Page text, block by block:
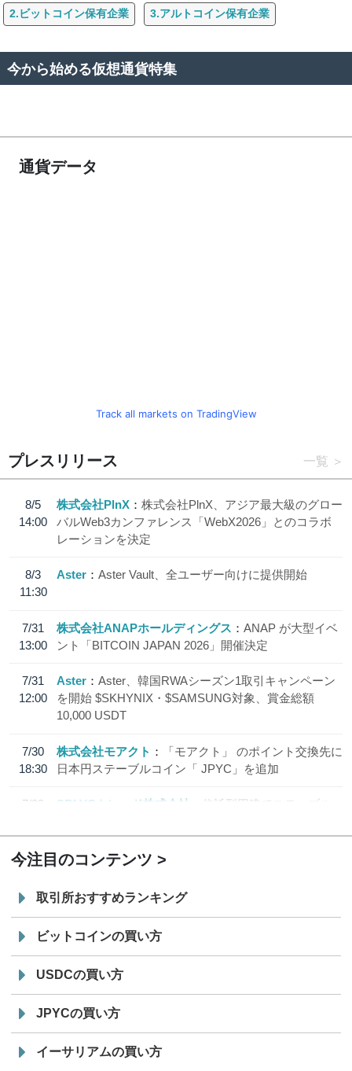
2.ビットコイン保有企業 3.アルトコイン保有企業
今から始める仮想通貨特集
通貨データ
Track all markets on TradingView
プレスリリース 一覧
8/5
14:00
株式会社PlnX
株式会社PlnX、アジア最大級のグロー
バルWeb3カンファレンス「WebX2026」とのコラボ
レーションを決定
8/3
11:30
Aster Aster Vault、全ユーザー向けに提供開始
7/31
13:00
株式会社ANAPホールディングス
ANAP が大型イベ
ント「BITCOIN JAPAN 2026」開催決定
7/31
12:00
Aster
Aster、韓国RWAシーズン1取引キャンペーン
を開始 $SKHYNIX・$SAMSUNG対象、賞金総額
10,000 USDT
7/30
18:30
株式会社モアクト
「モアクト」 のポイント交換先に
日本円ステーブルコイン「 JPYC」を追加
7/29
SBI VCトレード株式会社
信託型円建てステーブル
今注目のコンテンツ
取引所おすすめランキング
ビットコインの買い方
USDCの買い方
JPYCの買い方
イーサリアムの買い方